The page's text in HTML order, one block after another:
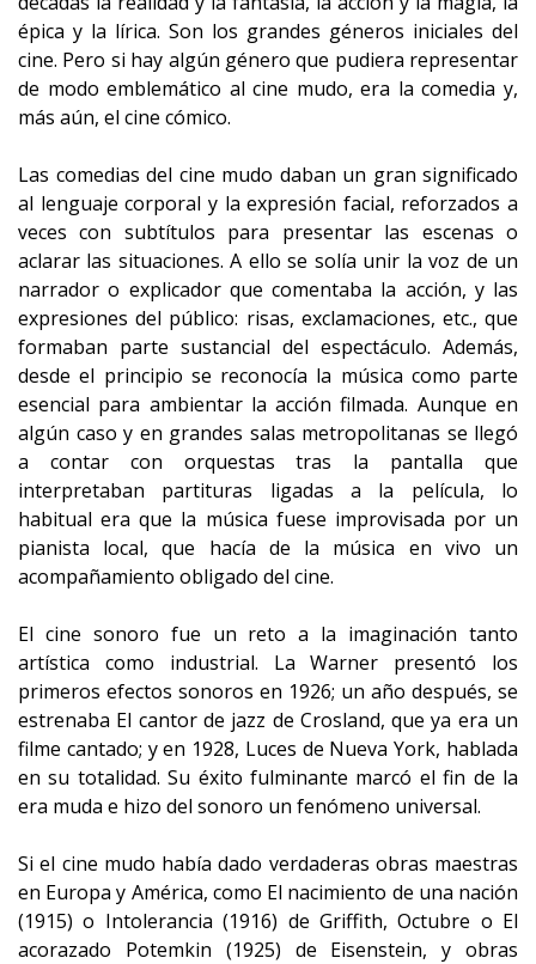
épica y la lírica. Son los grandes géneros iniciales del
cine. Pero si hay algún género que pudiera representar
de modo emblemático al cine mudo, era la comedia y,
más aún, el cine cómico.
Las comedias del cine mudo daban un gran significado
al lenguaje corporal y la expresión facial, reforzados a
veces con subtítulos para presentar las escenas o
aclarar las situaciones. A ello se solía unir la voz de un
narrador o explicador que comentaba la acción, y las
expresiones del público: risas, exclamaciones, etc., que
formaban parte sustancial del espectáculo. Además,
desde el principio se reconocía la música como parte
esencial para ambientar la acción filmada. Aunque en
algún caso y en grandes salas metropolitanas se llegó
a contar con orquestas tras la pantalla que
interpretaban partituras ligadas a la película, lo
habitual era que la música fuese improvisada por un
pianista local, que hacía de la música en vivo un
acompañamiento obligado del cine.
El cine sonoro fue un reto a la imaginación tanto
artística como industrial. La Warner presentó los
primeros efectos sonoros en 1926; un año después, se
estrenaba El cantor de jazz de Crosland, que ya era un
filme cantado; y en 1928, Luces de Nueva York, hablada
en su totalidad. Su éxito fulminante marcó el fin de la
era muda e hizo del sonoro un fenómeno universal.
Si el cine mudo había dado verdaderas obras maestras
en Europa y América, como El nacimiento de una nación
(1915) o Intolerancia (1916) de Griffith, Octubre o El
acorazado Potemkin (1925) de Eisenstein, y obras